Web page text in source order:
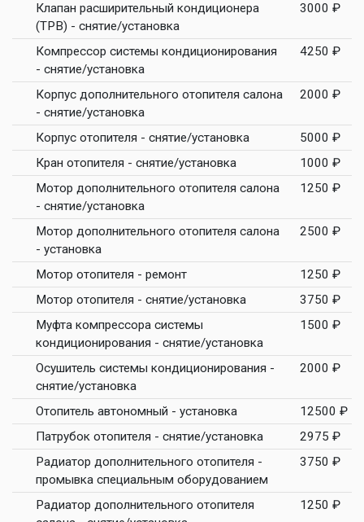
Клапан расширительный кондиционера
(ТРВ) - снятие/установка
3000 ₽
Компрессор системы кондиционирования
- снятие/установка
4250 ₽
Корпус дополнительного отопителя салона
- снятие/установка
2000 ₽
Корпус отопителя - снятие/установка
5000 ₽
Кран отопителя - снятие/установка
1000 ₽
Мотор дополнительного отопителя салона
- снятие/установка
1250 ₽
Мотор дополнительного отопителя салона
- установка
2500 ₽
Мотор отопителя - ремонт
1250 ₽
Мотор отопителя - снятие/установка
3750 ₽
Муфта компрессора системы
кондиционирования - снятие/установка
1500 ₽
Осушитель системы кондиционирования -
снятие/установка
2000 ₽
Отопитель автономный - установка
12500 ₽
Патрубок отопителя - снятие/установка
2975 ₽
Радиатор дополнительного отопителя -
промывка специальным оборудованием
3750 ₽
Радиатор дополнительного отопителя
1250 ₽